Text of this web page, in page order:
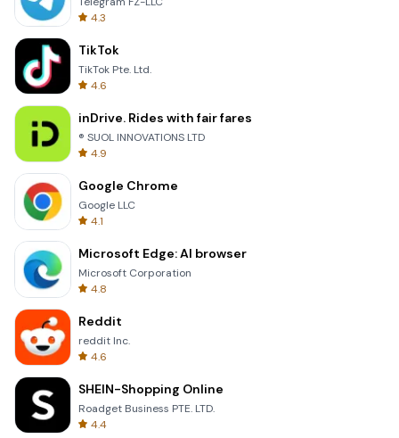
4.3
TikTok
TikTok Pte. Ltd.
4.6
inDrive. Rides with fair fares
® SUOL INNOVATIONS LTD
4.9
Google Chrome
Google LLC
4.1
Microsoft Edge: AI browser
Microsoft Corporation
4.8
Reddit
reddit Inc.
4.6
SHEIN-Shopping Online
Roadget Business PTE. LTD.
4.4